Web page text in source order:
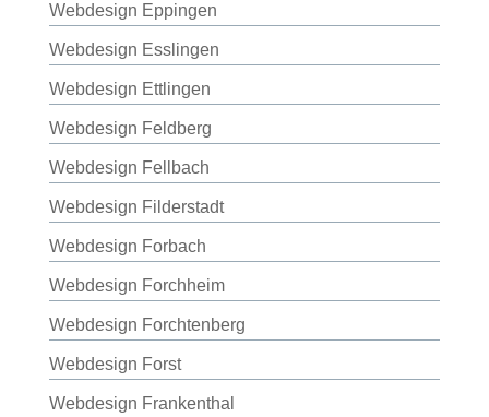
Webdesign Eppingen
Webdesign Esslingen
Webdesign Ettlingen
Webdesign Feldberg
Webdesign Fellbach
Webdesign Filderstadt
Webdesign Forbach
Webdesign Forchheim
Webdesign Forchtenberg
Webdesign Forst
Webdesign Frankenthal